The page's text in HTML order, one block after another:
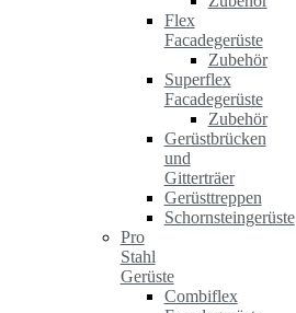
Flex
Facadegerüste
Zubehör
Superflex
Facadegerüste
Zubehör
Gerüstbrücken
und
Gitterträer
Gerüsttreppen
Schornsteingerüste
Pro
Stahl
Gerüste
Combiflex